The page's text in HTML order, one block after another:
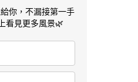
你，不漏接第一手
看見更多風景🌿